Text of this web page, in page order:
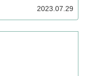
きます。詳細をレビューしま
2023.07.29